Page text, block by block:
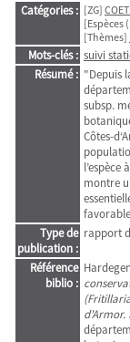
Catégories : [ZG]
[Espèces
[Thèmes]
Mots-clés : suivi
Résumé : "Depuis
subsp.
Côtes-
l’espèce
montre
Type de
publication :
rapport
Référence
biblio :
d'Armor.